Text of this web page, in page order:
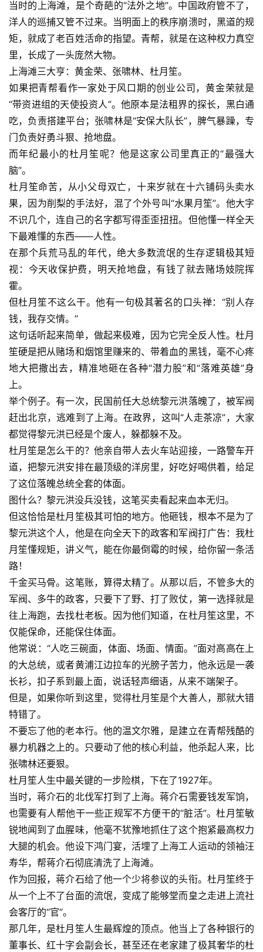
当时的上海滩，是个奇葩的“法外之地”。中国政府管不了，
洋人的巡捕又管不过来。当明面上的秩序崩溃时，黑道的规
矩，就成了老百姓活命的指望。青帮，就是在这种权力真空
里，长成了一头庞然大物。
上海滩三大亨：黄金荣、张啸林、杜月笙。
如果把青帮看作一家处于风口期的创业公司，黄金荣就是
“带资进组的天使投资人”。他原本是法租界的探长，黑白通
吃，负责搭建平台；张啸林是“安保大队长”，脾气暴躁，专
门负责好勇斗狠、抢地盘。
而年纪最小的杜月笙呢？他是这家公司里真正的“最强大
脑”。
杜月笙命苦，从小父母双亡，十来岁就在十六铺码头卖水
果，因为削梨的手法好，混了个外号叫“水果月笙”。他大字
不识几个，连自己的名字都写得歪歪扭扭。但他懂一样全天
下最难懂的东西——人性。
在那个兵荒马乱的年代，绝大多数流氓的生存逻辑极其短
视：今天收保护费，明天抢地盘，有钱了就去赌场妓院挥
霍。
但杜月笙不这么干。他有一句极其著名的口头禅：“别人存
钱，我存交情。”
这句话听起来简单，做起来极难，因为它完全反人性。杜月
笙硬是把从赌场和烟馆里赚来的、带着血的黑钱，毫不心疼
地大把撒出去，精准地砸在各种“潜力股”和“落难英雄”身
上。
举个例子。有一次，民国前任大总统黎元洪落魄了，被军阀
赶出北京，逃难到了上海。在政界，这叫“人走茶凉”，大家
都觉得黎元洪已经是个废人，躲都躲不及。
杜月笙是怎么干的？他亲自带人去火车站迎接，一路警车开
道，把黎元洪安排在最顶级的洋房里，好吃好喝供着，给足
了这位落魄总统全套的体面。
图什么？黎元洪没兵没钱，这笔买卖看起来血本无归。
但这恰恰是杜月笙极其可怕的地方。他砸钱，根本不是为了
黎元洪这个人，他是在向全天下的政客和军阀打广告：我杜
月笙懂规矩，讲义气，能在你最倒霉的时候，给你留一条活
路！
千金买马骨。这笔账，算得太精了。从那以后，不管多大的
军阀、多牛的政客，只要下了野、打了败仗，第一选择就是
往上海跑，去找杜老板。因为他们知道，在杜月笙这里，不
仅能保命，还能保住体面。
他常说：“人吃三碗面，体面、场面、情面。”面对高高在上
的大总统，或者黄浦江边拉车的光膀子苦力，他永远是一袭
长衫，扣子系到最上面，说话轻声细语，从来不端架子。
但是，如果你听到这里，觉得杜月笙是个大善人，那就大错
特错了。
不要忘了他的老本行。他的温文尔雅，是建立在青帮残酷的
暴力机器之上的。只要动了他的核心利益，他杀起人来，比
张啸林还要狠。
杜月笙人生中最关键的一步险棋，下在了1927年。
当时，蒋介石的北伐军打到了上海。蒋介石需要钱发军饷，
也需要有人帮他干一些正规军不方便干的“脏活”。杜月笙敏
锐地闻到了血腥味，他毫不犹豫地抓住了这个抱紧最高权力
大腿的机会。他设下鸿门宴，活埋了上海工人运动的领袖汪
寿华，帮蒋介石彻底清洗了上海滩。
作为回报，蒋介石给了他一个少将参议的头衔。杜月笙终于
从一个上不了台面的流氓，变成了能够堂而皇之走进上流社
会客厅的“官”。
那几年，是杜月笙人生最辉煌的顶点。他当上了各种银行的
董事长、红十字会副会长，甚至还在老家建了极其奢华的杜